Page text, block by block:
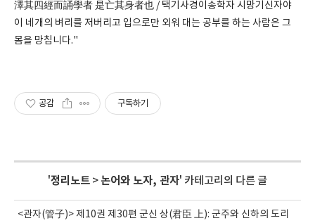
澤其四經而誦學者 是亡其身者也 / 택기사경이송학자 시망기신자야
이 네개의 벼리를 저버리고 입으로만 외워 대는 공부를 하는 사람은 그
몸을 망칩니다."
공감 구독하기
'정리노트 > 논어와 노자, 관자' 카테고리의 다른 글
<관자(管子)> 제10권 제30편 군신 상(君臣 上): 군주와 신하의 도리